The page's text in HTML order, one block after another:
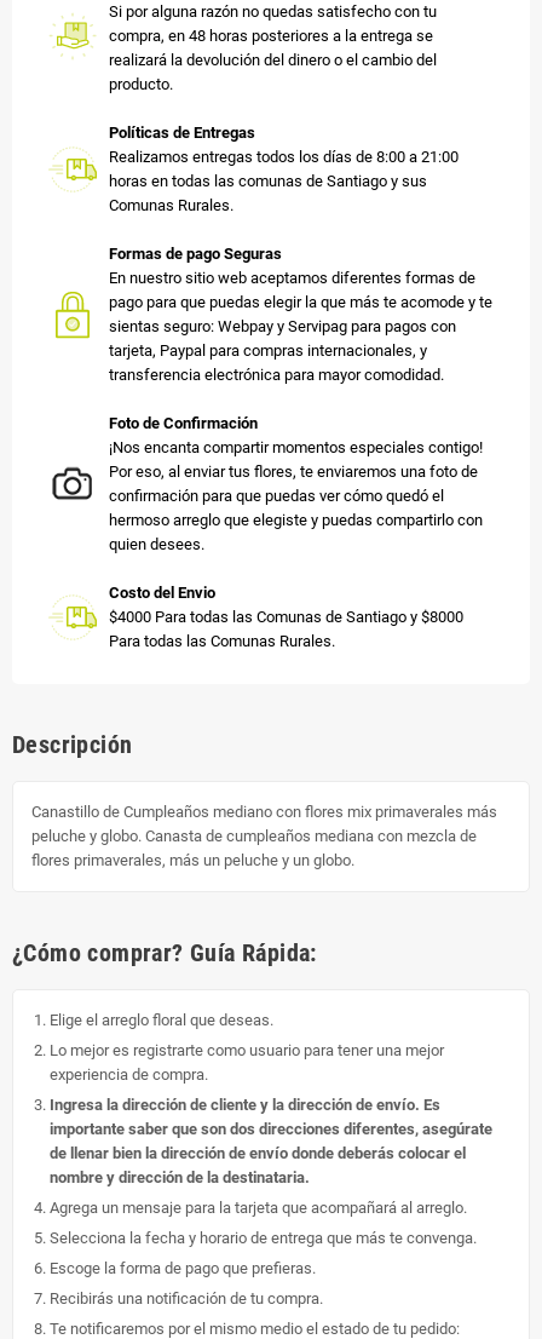
Si por alguna razón no quedas satisfecho con tu
compra, en 48 horas posteriores a la entrega se
realizará la devolución del dinero o el cambio del
producto.
Políticas de Entregas
Realizamos entregas todos los días de 8:00 a 21:00
horas en todas las comunas de Santiago y sus
Comunas Rurales.
Formas de pago Seguras
En nuestro sitio web aceptamos diferentes formas de
pago para que puedas elegir la que más te acomode y te
sientas seguro: Webpay y Servipag para pagos con
tarjeta, Paypal para compras internacionales, y
transferencia electrónica para mayor comodidad.
Foto de Confirmación
¡Nos encanta compartir momentos especiales contigo!
Por eso, al enviar tus flores, te enviaremos una foto de
confirmación para que puedas ver cómo quedó el
hermoso arreglo que elegiste y puedas compartirlo con
quien desees.
Costo del Envio
$4000 Para todas las Comunas de Santiago y $8000
Para todas las Comunas Rurales.
Descripción
Canastillo de Cumpleaños mediano con flores mix primaverales más
peluche y globo. Canasta de cumpleaños mediana con mezcla de
flores primaverales, más un peluche y un globo.
¿Cómo comprar? Guía Rápida:
Elige el arreglo floral que deseas.
Lo mejor es registrarte como usuario para tener una mejor
experiencia de compra.
Ingresa la dirección de cliente y la dirección de envío. Es
importante saber que son dos direcciones diferentes, asegúrate
de llenar bien la dirección de envío donde deberás colocar el
nombre y dirección de la destinataria.
Agrega un mensaje para la tarjeta que acompañará al arreglo.
Selecciona la fecha y horario de entrega que más te convenga.
Escoge la forma de pago que prefieras.
Recibirás una notificación de tu compra.
Te notificaremos por el mismo medio el estado de tu pedido: